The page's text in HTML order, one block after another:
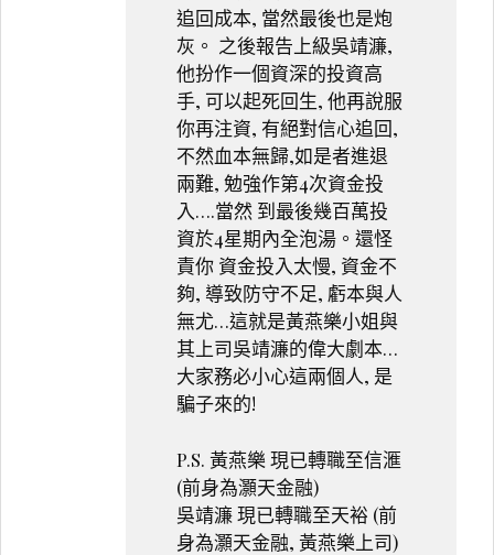
追回成本, 當然最後也是炮
灰。 之後報告上級吳靖濂,
他扮作一個資深的投資高
手, 可以起死回生, 他再說服
你再注資, 有絕對信心追回,
不然血本無歸,如是者進退
兩難, 勉強作第4次資金投
入….當然 到最後幾百萬投
資於4星期內全泡湯。還怪
責你 資金投入太慢, 資金不
夠, 導致防守不足, 虧本與人
無尤…這就是黃燕樂小姐與
其上司吳靖濂的偉大劇本…
大家務必小心這兩個人, 是
騙子來的!
P.S. 黃燕樂 現已轉職至信滙
(前身為灝天金融)
吳靖濂 現已轉職至天裕 (前
身為灝天金融, 黃燕樂上司)